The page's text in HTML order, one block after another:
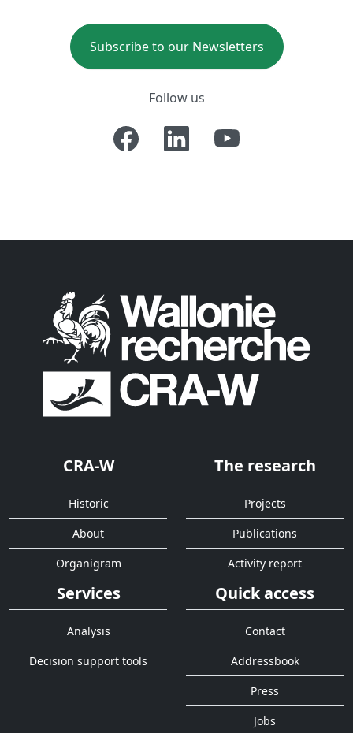
Subscribe to our Newsletters
Follow us
CRA-W
Historic
About
Organigram
The research
Projects
Publications
Activity report
Services
Analysis
Decision support tools
Quick access
Contact
Addressbook
Press
Jobs